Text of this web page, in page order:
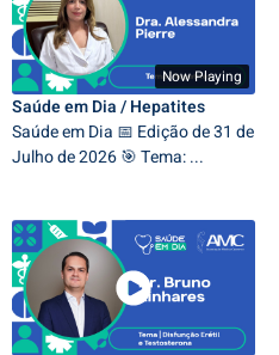
Now Playing
Saúde em Dia / Hepatites
Saúde em Dia 📅 Edição de 31 de
Julho de 2026 🎯 Tema: ...